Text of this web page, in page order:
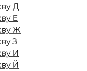
Д
Е
Ж
З
И
Й